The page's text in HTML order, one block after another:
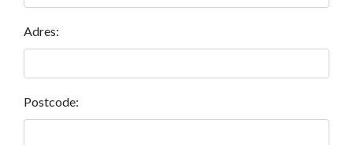
Adres:
Postcode: